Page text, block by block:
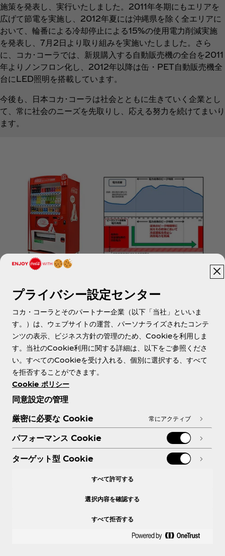
施策を発表し、実行いたしました。2011年冬期にもエリアを
広げて節電を実施し、2012年夏には沖縄県を除く全エリアに
おいて、輪番による冷却停止による15%の使用電力削減実施
を発表し、7月2日より取り組みを実施いたしました。さら
に、コカ･コーラでは、新規購入する自動販売機の全台を2011
年よりノンフロン化し、2012年以降は缶・PET自動販売機全
台にLED照明を搭載しています。
今後も、日本コカ･コーラは社会とともに生きていく企業とし
て、常に社会のニーズを先取りし、応える努力を続けてまいり
ます。
自動販売機の省エネ大賞受賞について
2013年1月28日
日本コカ･コーラ株式会社（東京都渋谷区、代表取締役社長：
ティム･ブレット）は、コカ･コーラシステムを代表して、平成
24年度省エネ大賞「省エネ事例部門 省エネルギーセンター
（水）に東京ファッションタウンビルで行われます。
省エネ大賞は、経済産業省後援のもと一般財団法人 省エネル
ギーセンターが主催し、国内の省エネルギーを推進している事
業者及び省エネルギー性に優れた製品又はビジネスモデルを開
発した事業者を表彰するものです。特に本年度はピーク電力の
ることとなり、「省エネ事例部門」は工場・事業所等における
コカ･コーラは2011年の東日本大震災後に実施した、自動販売
機の輪番での冷却停止による電力削減のほか、LED照明の積
プライバシー設定センター
コカ・コーラとそのパートナー企業（以下「当社」といいま
す。）は、ウェブサイトの運営、パーソナライズされたコンテ
ンツの表示、ビジネス方針の管理のため、Cookieを利用しま
す。当社のCookie利用に関する詳細は、以下をご参照くださ
い。すべてのCookieを受け入れる、個別に選択する、すべて
を拒否することができます。
Cookie ポリシー
同意設定の管理
厳密に必要な Cookie
常にアクティブ
パフォーマンス Cookie
ターゲット型 Cookie
すべて許可する
すべて拒否する
選択内容を確認する